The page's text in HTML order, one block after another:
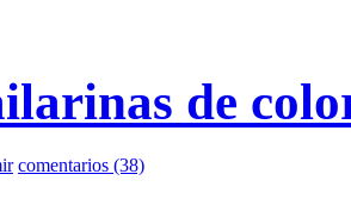
de
comentarios (38)